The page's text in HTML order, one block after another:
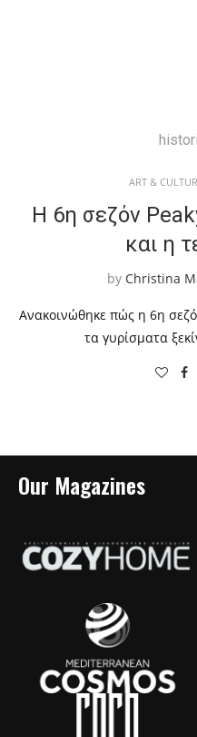
ART &
Η 6η σεζόν
και η
by Christina
Ανακοινώθηκε πώς η 6η
τα γυρίσματα
Our Magazines